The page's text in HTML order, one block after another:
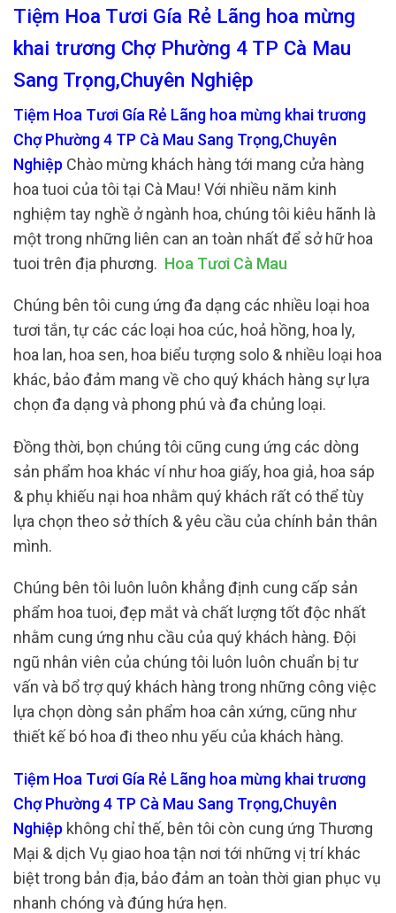
Tiệm Hoa Tươi Gía Rẻ Lãng hoa mừng
khai trương Chợ Phường 4 TP Cà Mau
Sang Trọng,Chuyên Nghiệp
Tiệm Hoa Tươi Gía Rẻ Lãng hoa mừng khai trương
Chợ Phường 4 TP Cà Mau Sang Trọng,Chuyên
Nghiệp Chào mừng khách hàng tới mang cửa hàng
hoa tuoi của tôi tại Cà Mau! Với nhiều năm kinh
nghiệm tay nghề ở ngành hoa, chúng tôi kiêu hãnh là
một trong những liên can an toàn nhất để sở hữ hoa
tuoi trên địa phương. Hoa Tươi Cà Mau
Chúng bên tôi cung ứng đa dạng các nhiều loại hoa
tươi tắn, tự các các loại hoa cúc, hoả hồng, hoa ly,
hoa lan, hoa sen, hoa biểu tượng solo & nhiều loại hoa
khác, bảo đảm mang về cho quý khách hàng sự lựa
chọn đa dạng và phong phú và đa chủng loại.
Đồng thời, bọn chúng tôi cũng cung ứng các dòng
sản phẩm hoa khác ví như hoa giấy, hoa giả, hoa sáp
& phụ khiếu nại hoa nhằm quý khách rất có thể tùy
lựa chọn theo sở thích & yêu cầu của chính bản thân
mình.
Chúng bên tôi luôn luôn khẳng định cung cấp sản
phẩm hoa tuoi, đẹp mắt và chất lượng tốt độc nhất
nhằm cung ứng nhu cầu của quý khách hàng. Đội
ngũ nhân viên của chúng tôi luôn luôn chuẩn bị tư
vấn và bổ trợ quý khách hàng trong những công việc
lựa chọn dòng sản phẩm hoa cân xứng, cũng như
thiết kế bó hoa đi theo nhu yếu của khách hàng.
Tiệm Hoa Tươi Gía Rẻ Lãng hoa mừng khai trương
Chợ Phường 4 TP Cà Mau Sang Trọng,Chuyên
Nghiệp không chỉ thế, bên tôi còn cung ứng Thương
Mại & dịch Vụ giao hoa tận nơi tới những vị trí khác
biệt trong bản địa, bảo đảm an toàn thời gian phục vụ
nhanh chóng và đúng hứa hẹn.